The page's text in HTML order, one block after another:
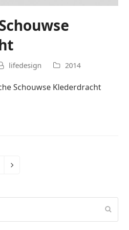
lifedesign 2014
Schouwse Klederdracht
Volgende